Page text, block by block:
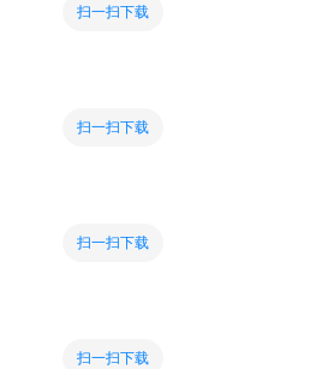
扫一扫下载
扫一扫下载
扫一扫下载
扫一扫下载